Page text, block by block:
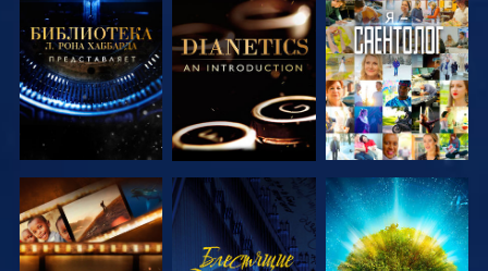
СМОТРЕТЬ
ПЕРЕДАЧИ
СМОТРЕТЬ
ПЕРЕДАЧИ
СМОТРЕТЬ
СМОТРЕТЬ
ПЕРЕДАЧИ
СМОТРЕТЬ
СМОТРЕТЬ
ПЕРЕДАЧИ